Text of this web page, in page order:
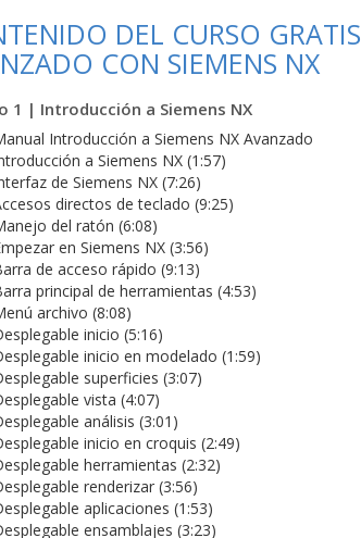
DEL CURSO
CON SIEMENS NX
1 | Introducción a Siemens NX
Introducción a Siemens NX Avanzado
a Siemens NX (1:57)
de Siemens NX (7:26)
directos de teclado (9:25)
del ratón (6:08)
en Siemens NX (3:56)
de acceso rápido (9:13)
principal de herramientas (4:53)
archivo (8:08)
inicio (5:16)
inicio en modelado (1:59)
superficies (3:07)
vista (4:07)
análisis (3:01)
inicio en croquis (2:49)
herramientas (2:32)
renderizar (3:56)
aplicaciones (1:53)
ensamblajes (3:23)